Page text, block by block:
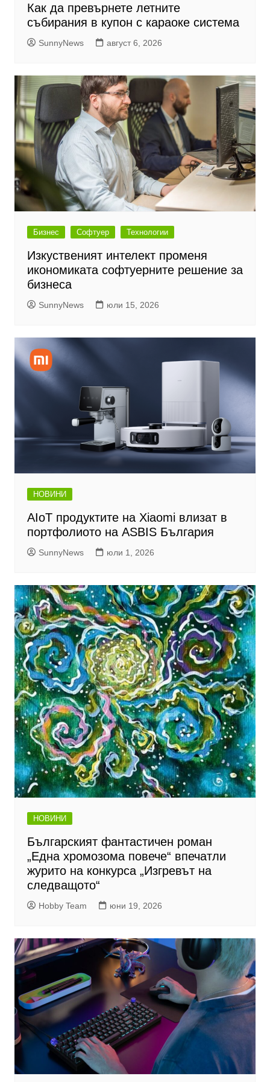
Как да превърнете летните
събирания в купон с караоке система
SunnyNews август 6, 2026
Бизнес Софтуер Технологии
Изкуственият интелект променя
икономиката софтуерните решение за
бизнеса
SunnyNews юли 15, 2026
НОВИНИ
AIoT продуктите на Xiaomi влизат в
портфолиото на ASBIS България
SunnyNews юли 1, 2026
НОВИНИ
Българският фантастичен роман
„Една хромозома повече“ впечатли
журито на конкурса „Изгревът на
следващото“
Hobby Team юни 19, 2026